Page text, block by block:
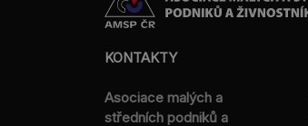
KONTAKTY
Asociace malých a
středních podniků a